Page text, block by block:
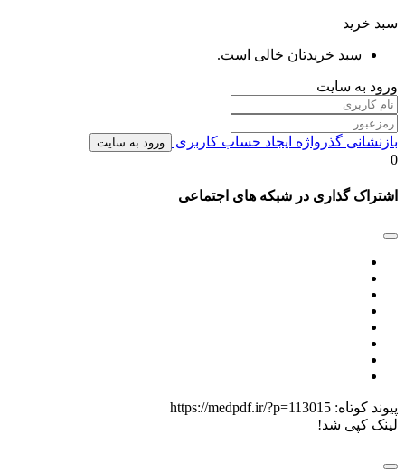
سبد خرید
سبد خریدتان خالی است.
ورود به سایت
بازنشانی گذرواژه ایجاد حساب کاربری ورود به سایت
0
اشتراک گذاری در شبکه های اجتماعی
پیوند کوتاه: https://medpdf.ir/?p=113015
لینک کپی شد!